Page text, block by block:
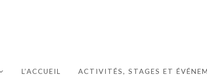
EXPAND CHILD MENU
L’ACCUEIL ACTIVITÉS, STAGES ET